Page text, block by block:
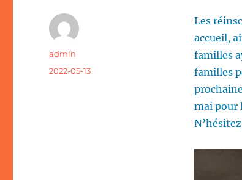
Les
accueil,
familles
familles
mai pour
Auteur
admin
Publié
2022-05-13